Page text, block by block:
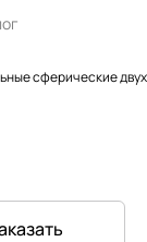
сферические